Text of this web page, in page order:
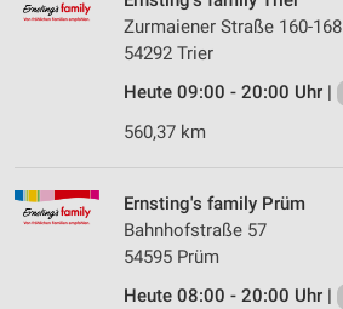
Zurmaiener Straße 160-168
54292 Trier
Heute 09:00 - 20:00 Uhr |
560,37 km
Ernsting's family Prüm
Bahnhofstraße 57
54595 Prüm
Heute 08:00 - 20:00 Uhr |